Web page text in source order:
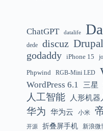
12:01
Gemini 3.5
理能力”
12:01
美国解除
出口限制
ChatGPT datalife
dede discuz Drupal
godaddy iPhone 15
Phpwind RGB-Mini LED
WordPress 6.1 三星
人工智能 人形机器
华为 华为云 小米
开源 折叠屏手机 新浪微